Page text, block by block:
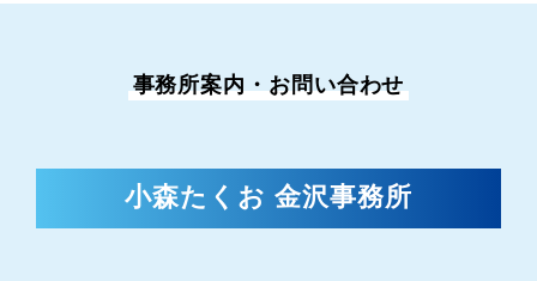
事務所案内・お問い合わせ
小森たくお 金沢事務所